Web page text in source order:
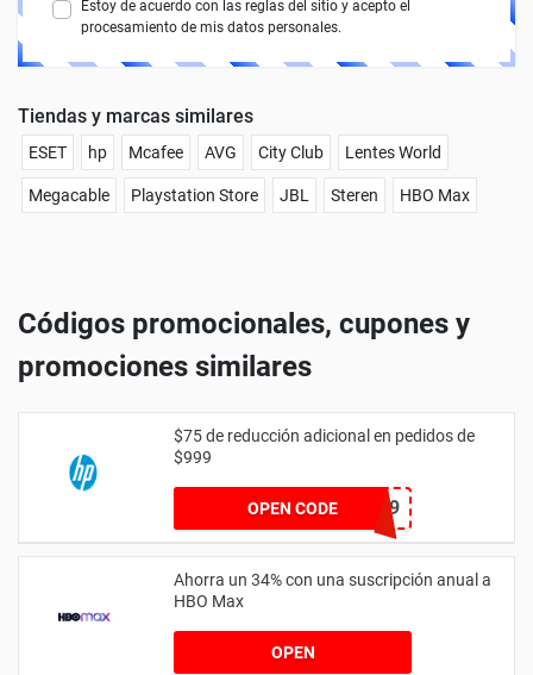
Estoy de acuerdo con las reglas del sitio y acepto el
procesamiento de mis datos personales.
Tiendas y marcas similares
ESET hp Mcafee AVG City Club Lentes World
Megacable Playstation Store JBL Steren HBO Max
Códigos promocionales, cupones y
promociones similares
$75 de reducción adicional en pedidos de
$999
OPEN CODE75HW999
Ahorra un 34% con una suscripción anual a
HBO Max
OPEN